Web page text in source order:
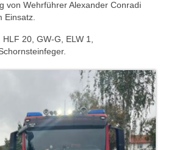
Zug
von Wehrführer Alexander Conradi
Einsatz.
20, GW-G, ELW 1,